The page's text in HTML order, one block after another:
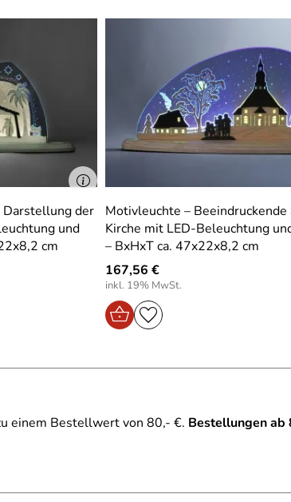
der
und
cm
Motivleuchte –
Kirche mit LED-Beleuchtung
– BxHxT ca. 47x22x8,2 cm
167,56 €
inkl. 19% MwSt.
einem Bestellwert von 80,- €. Bestellungen ab